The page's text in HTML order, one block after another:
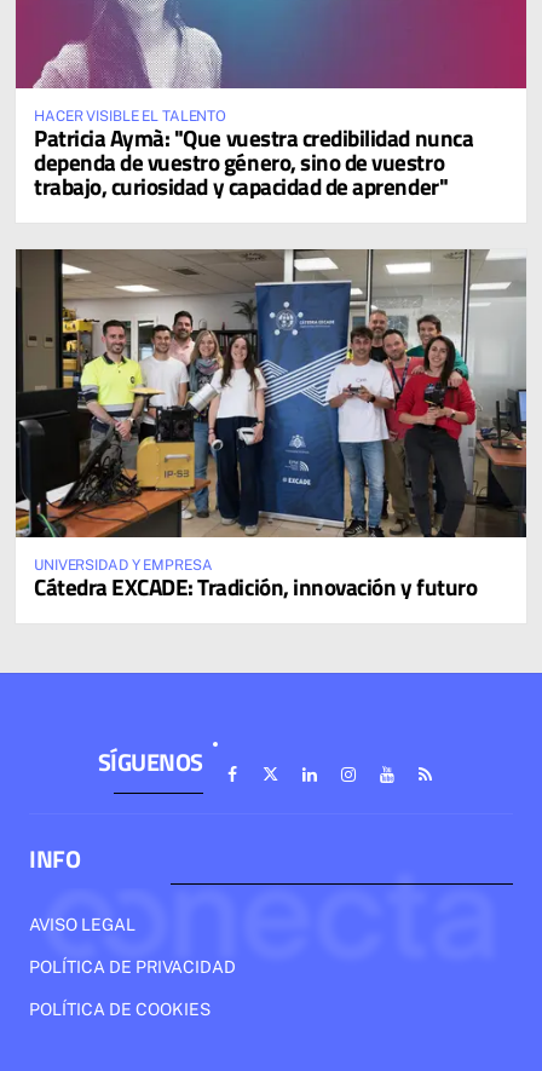
HACER VISIBLE EL TALENTO
Patricia Aymà: "Que vuestra credibilidad nunca
dependa de vuestro género, sino de vuestro
trabajo, curiosidad y capacidad de aprender"
UNIVERSIDAD Y EMPRESA
Cátedra EXCADE: Tradición, innovación y futuro
SÍGUENOS
INFO
AVISO LEGAL
POLÍTICA DE PRIVACIDAD
POLÍTICA DE COOKIES